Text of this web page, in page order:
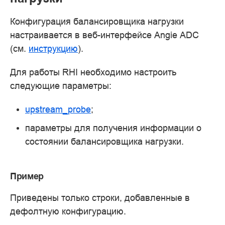
Конфигурация балансировщика нагрузки
настраивается в веб-интерфейсе Angie ADC
(см. инструкцию).
Для работы RHI необходимо настроить
следующие параметры:
upstream_probe;
параметры для получения информации о
состоянии балансировщика нагрузки.
Пример
Приведены только строки, добавленные в
дефолтную конфигурацию.